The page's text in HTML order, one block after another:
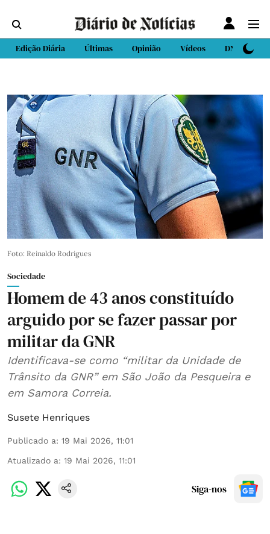
Edição Diária Últimas Opinião Vídeos DN Sport
Foto: Reinaldo Rodrigues
Sociedade
Homem de 43 anos constituído
arguido por se fazer passar por
militar da GNR
Identificava-se como “militar da Unidade de
Trânsito da GNR” em São João da Pesqueira e
em Samora Correia.
Susete Henriques
Publicado a: 19 Mai 2026, 11:01
Atualizado a: 19 Mai 2026, 11:01
Siga-nos